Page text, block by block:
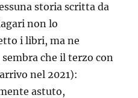
storia scritta da
non lo
i libri, ma ne
che il terzo con
nel 2021):
astuto,